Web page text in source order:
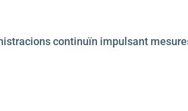
continuïn impulsant